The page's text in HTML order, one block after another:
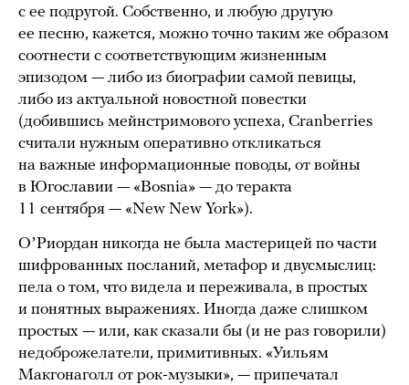
с ее подругой. Собственно, и любую другую
ее песню, кажется, можно точно таким же образом
соотнести с соответствующим жизненным
эпизодом — либо из биографии самой певицы,
либо из актуальной новостной повестки
(добившись мейнстримового успеха, Cranberries
считали нужным оперативно откликаться
на важные информационные поводы, от войны
в Югославии — «Bosnia» — до теракта
11 сентября — «New New York»).
ОʼРиордан никогда не была мастерицей по части
шифрованных посланий, метафор и двусмыслиц:
пела о том, что видела и переживала, в простых
и понятных выражениях. Иногда даже слишком
простых — или, как сказали бы (и не раз говорили)
недоброжелатели, примитивных. «Уильям
Макгонаголл от рок-музыки», — припечатал